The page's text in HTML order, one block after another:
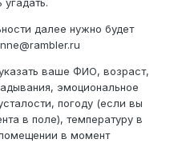
далее нужно будет
ваше ФИО, возраст,
эмоциональное
погоду (если вы
в поле), температуру в
в момент